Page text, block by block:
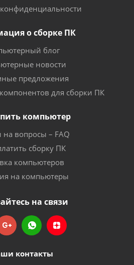
о сборке ПК
блог
новости
предложения
для сборки ПК
компьютер
на вопросы – FAQ
сборку ПК
компьютеров
на компьютеры
на связи
контакты